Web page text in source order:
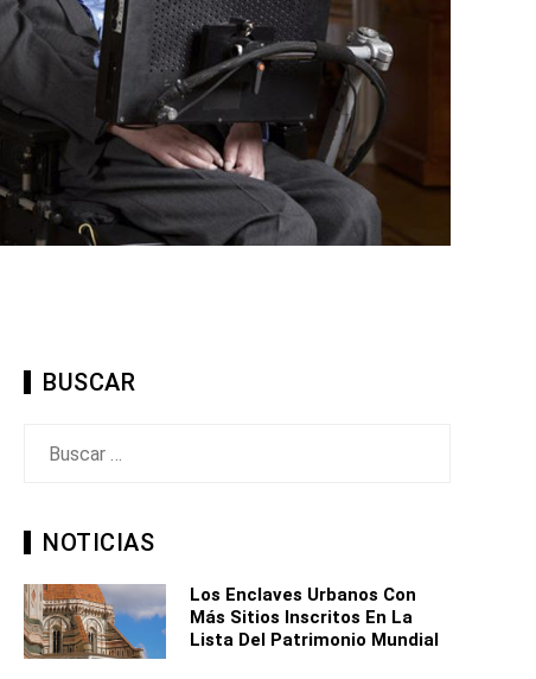
BUSCAR
NOTICIAS
Los Enclaves Urbanos Con
Más Sitios Inscritos En La
Lista Del Patrimonio Mundial